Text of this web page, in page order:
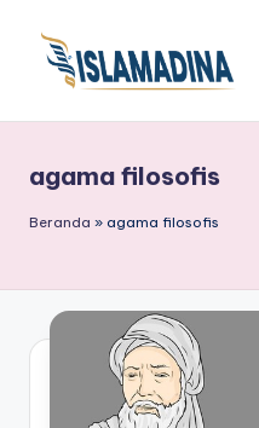
agama filosofis
Beranda » agama filosofis